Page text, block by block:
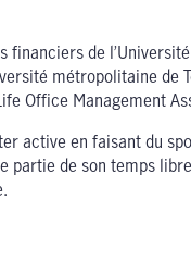
de l’Université
métropolitaine de
Office Management
active en faisant du
partie de son temps